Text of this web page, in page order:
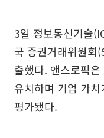
3일 정보통신기술
국 증권거래위원회
출했다. 앤스로픽
유치하며 기업 가
평가됐다.